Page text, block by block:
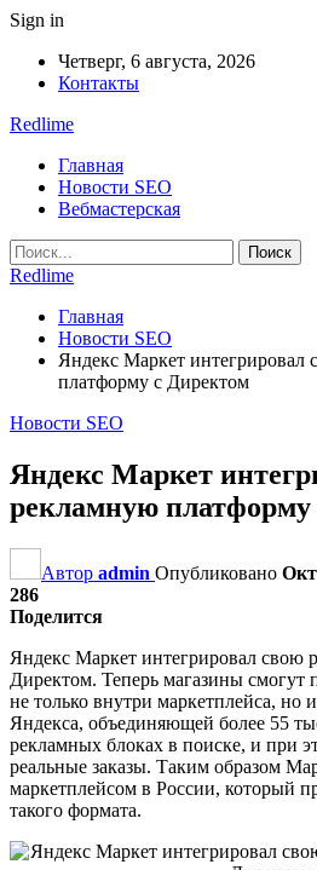
Sign in
Четверг, 6 августа, 2026
Контакты
Redlime
Главная
Новости SEO
Вебмастерская
Redlime
Главная
Новости SEO
Яндекс Маркет интегрировал
платформу с Директом
Новости SEO
Яндекс Маркет
рекламную
Автор admin Опубликовано Окт
286
Поделится
Яндекс Маркет интегрировал свою
Директом. Теперь магазины смогут
не только внутри маркетплейса, но
Яндекса, объединяющей более 55
рекламных блоках в поиске, и при
реальные заказы. Таким образом
маркетплейсом в России, который
такого формата.